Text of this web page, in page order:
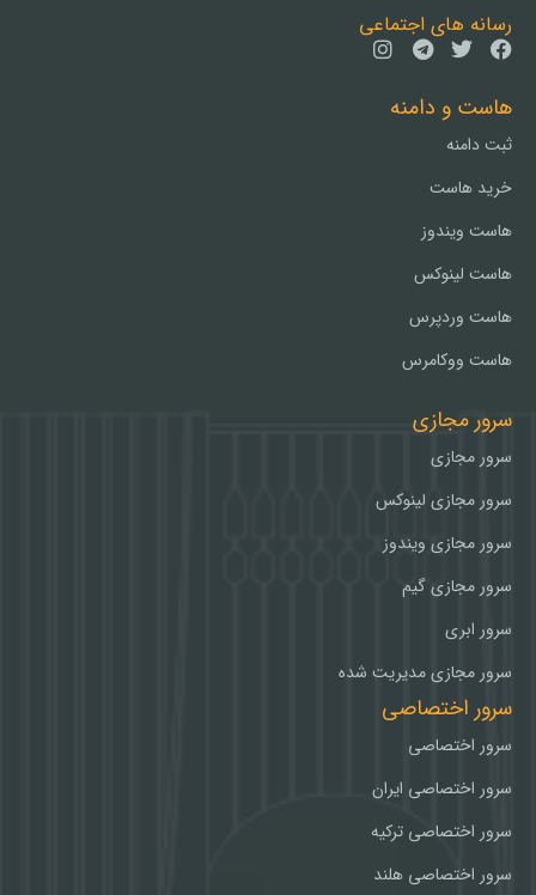
رسانه های اجتماعی
هاست و دامنه
ثبت دامنه
خرید هاست
هاست ویندوز
هاست لینوکس
هاست وردپرس
هاست ووکامرس
سرور مجازی
سرور مجازی
سرور مجازی لینوکس
سرور مجازی ویندوز
سرور مجازی گیم
سرور ابری
سرور مجازی مدیریت شده
سرور اختصاصی
سرور اختصاصی
سرور اختصاصی ایران
سرور اختصاصی ترکیه
سرور اختصاصی هلند